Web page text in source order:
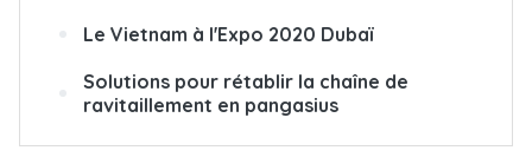
Le Vietnam à l'Expo 2020 Dubaï
Solutions pour rétablir la chaîne de
ravitaillement en pangasius